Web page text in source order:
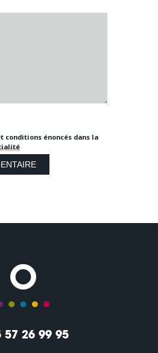
conditions énoncés dans la
57 26 99 95